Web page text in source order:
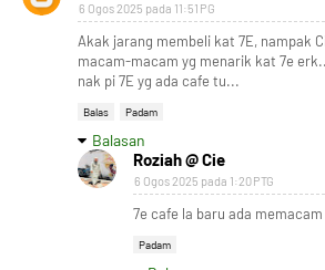
6 Ogos 2025 pada 11:51 PG
Akak jarang membeli kat 7E, nampak
macam-macam yg menarik kat 7e
nak pi 7E yg ada cafe tu...
Balas Padam
Balasan
Roziah @ Cie
6 Ogos 2025 pada 1:20 PTG
7e cafe la baru ada
Padam